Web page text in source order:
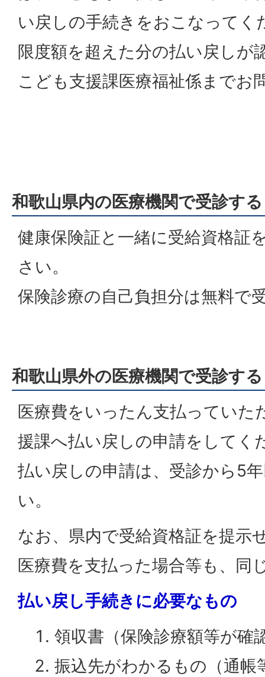
い戻しの手続きをおこなってく
限度額を超えた分の払い戻しが
こども支援課医療福祉係までお
和歌山県内の医療機関で受診す
健康保険証と一緒に受給資格証
さい。
保険診療の自己負担分は無料で
和歌山県外の医療機関で受診す
医療費をいったん支払っていた
援課へ払い戻しの申請をしてく
払い戻しの申請は、受診から5
い。
なお、県内で受給資格証を提示
医療費を支払った場合等も、同
払い戻し手続きに必要なもの
領収書（保険診療額等が確
振込先がわかるもの（通帳